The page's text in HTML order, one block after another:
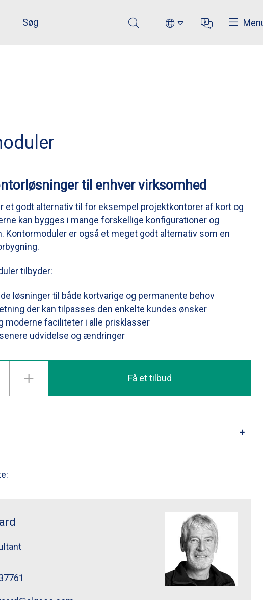
til enhver virksomhed
et godt alternativ til for eksempel projektkontorer af kort og
kan bygges i mange forskellige konfigurationer og
Kontormoduler er også et meget godt alternativ som en
tilbyder:
løsninger til både kortvarige og permanente behov
der kan tilpasses den enkelte kundes ønsker
moderne faciliteter i alle prisklasser
udvidelse og ændringer
Få et tilbud
Lars Lysgaard ">